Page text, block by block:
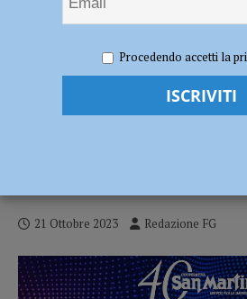
sigaretta a tre ragazze sullo Stradone
aggredisce
Chiede una sigaretta a tre
21 Ottobre 2023 Redazione FG
Procedendo accetti la